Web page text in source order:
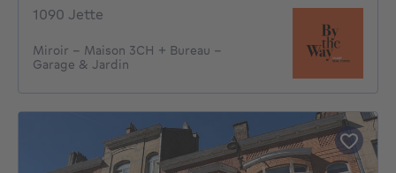
1090 Jette
Miroir - Maison 3CH + Bureau -
Garage & Jardin